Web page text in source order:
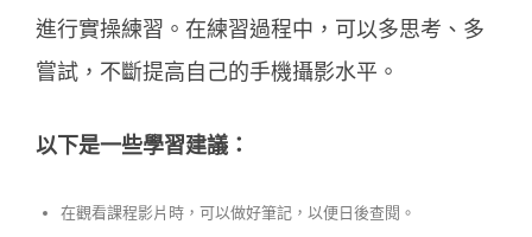
進行實操練習。在練習過程中，可以多思考、多
嘗試，不斷提高自己的手機攝影水平。
以下是一些學習建議：
在觀看課程影片時，可以做好筆記，以便日後查閱。